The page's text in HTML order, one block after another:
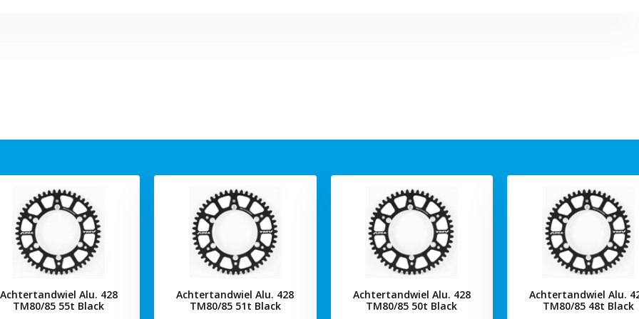
Achtertandwiel Alu. 428
TM80/85 55t Black
Achtertandwiel Alu. 428
TM80/85 51t Black
Achtertandwiel Alu. 428
TM80/85 50t Black
Achtertandwiel Alu.
TM80/85 48t Black